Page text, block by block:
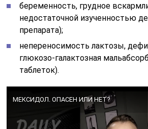
беременность, грудное
недостаточной изученностью
препарата);
непереносимость лактозы,
глюкозо-галактозная
таблеток).
МЕКСИДОЛ. ОПАСЕН ИЛИ НЕТ?